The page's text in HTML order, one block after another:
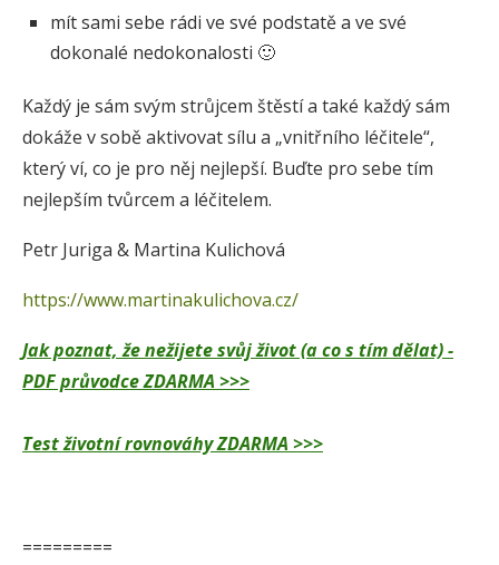
mít sami sebe rádi ve své podstatě a ve své
dokonalé nedokonalosti 🙂
Každý je sám svým strůjcem štěstí a také každý sám
dokáže v sobě aktivovat sílu a „vnitřního léčitele“,
který ví, co je pro něj nejlepší. Buďte pro sebe tím
nejlepším tvůrcem a léčitelem.
Petr Juriga & Martina Kulichová
https://www.martinakulichova.cz/
Jak poznat, že nežijete svůj život (a co s tím dělat) -
PDF průvodce ZDARMA >>>
Test životní rovnováhy ZDARMA >>>
=========